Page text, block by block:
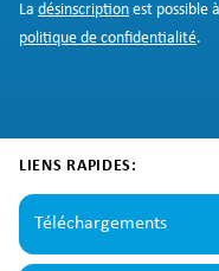
La désinscription est possible
politique de confidentialité.
LIENS RAPIDES:
Téléchargements